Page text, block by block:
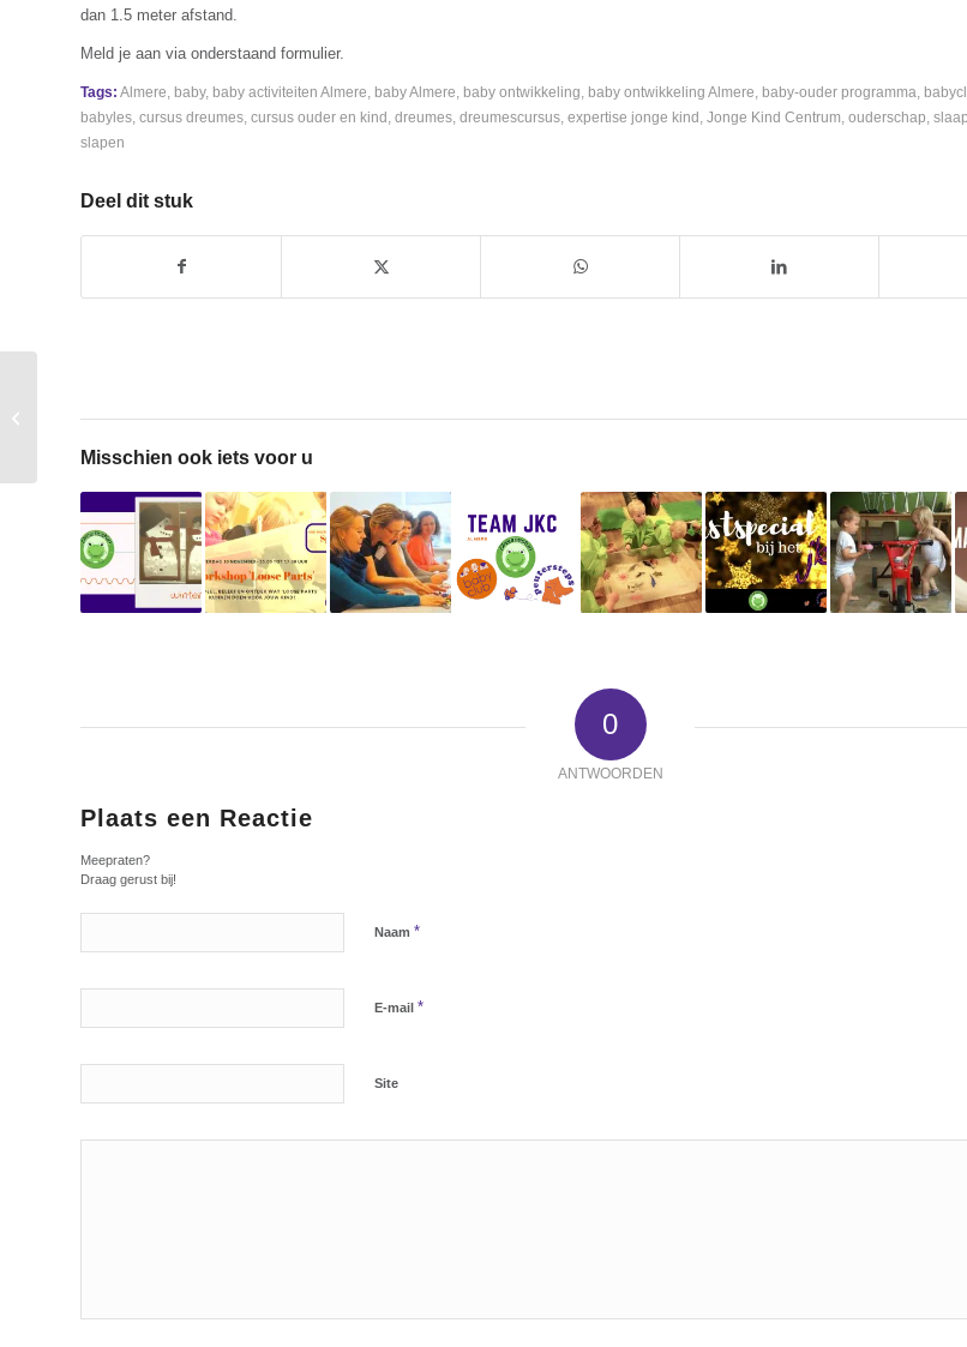
dan 1.5 meter afstand.
Meld je aan via onderstaand formulier.
Tags: Almere baby, baby activiteiten Almere baby Almere baby ontwikkeling baby ontwikkeling Almere baby-ouder programma
babyles cursus dreumes cursus ouder en kind dreumes dreumescursus expertise jonge kind Jonge Kind Centrum ouderschap
slapen
Deel dit stuk
Misschien ook iets voor u
0
ANTWOORDEN
Plaats een Reactie
Meepraten?
Draag gerust bij!
Naam *
E-mail *
Site